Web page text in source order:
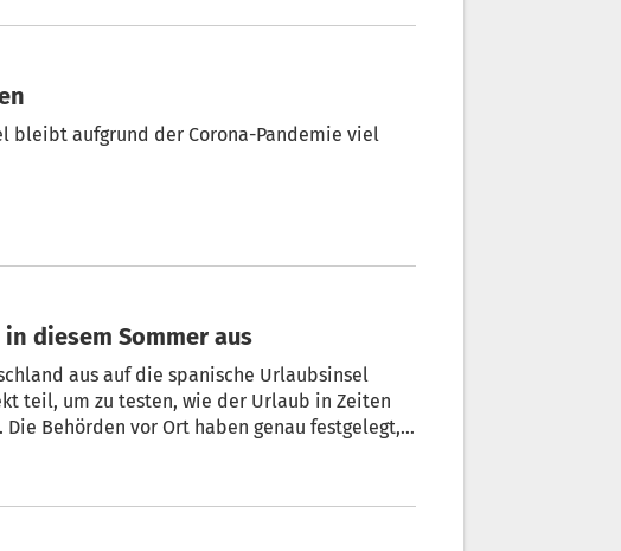
bleibt aufgrund der Corona-Pandemie viel
in diesem Sommer aus
aus auf die spanische Urlaubsinsel
teil, um zu testen, wie der Urlaub in Zeiten
Behörden vor Ort haben genau festgelegt,